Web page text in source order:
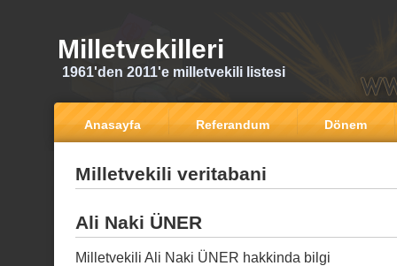
Milletvekilleri
1961'den 2011'e milletvekili listesi
Anasayfa Referandum Dönem
Milletvekili veritabani
Ali Naki ÜNER
Milletvekili Ali Naki ÜNER hakkinda bilgi